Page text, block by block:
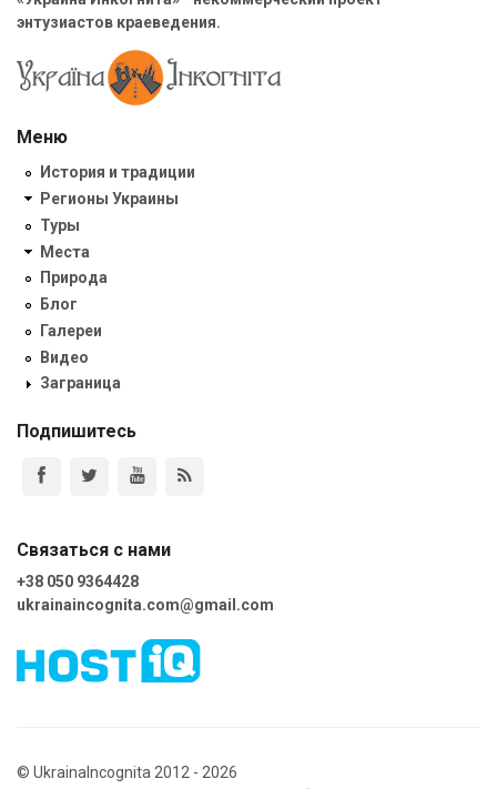
энтузиастов краеведения.
Меню
История и традиции
Регионы Украины
Туры
Места
Природа
Блог
Галереи
Видео
Заграница
Подпишитесь
Связаться с нами
+38 050 9364428
ukrainaincognita.com@gmail.com
© UkrainaIncognita 2012 - 2026